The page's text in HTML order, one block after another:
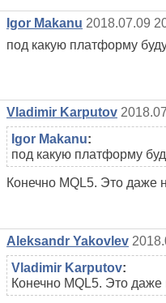
Igor Makanu 2018.07.09
под какую платформу
Vladimir Karputov
Igor Makanu:
под какую платформу
Конечно MQL5. Это даже
Aleksandr Yakovlev
Vladimir Karputov:
Конечно MQL5. Это даже